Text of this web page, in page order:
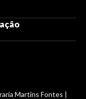
Martins Fontes |